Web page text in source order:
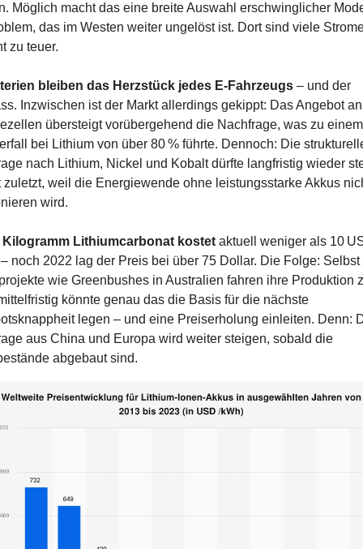
Möglich macht das eine breite Auswahl erschwinglicher
das im Westen weiter ungelöst ist. Dort sind viele
zu teuer.
bleiben das Herzstück jedes E‑Fahrzeugs – und der
Inzwischen ist der Markt allerdings gekippt: Das Angebot an
übersteigt vorübergehend die Nachfrage, was zu einem
bei Lithium von über 80 % führte. Dennoch: Die
nach Lithium, Nickel und Kobalt dürfte langfristig wieder
zuletzt, weil die Energiewende ohne leistungsstarke Akkus
wird.
Kilogramm Lithiumcarbonat kostet aktuell weniger als 10
noch 2022 lag der Preis bei über 75 Dollar. Die Folge:
wie Greenbushes in Australien fahren ihre Produktion
könnte genau das die Basis für die nächste
legen – und eine Preiserholung einleiten. Denn:
aus China und Europa wird weiter steigen, sobald die
abgebaut sind.